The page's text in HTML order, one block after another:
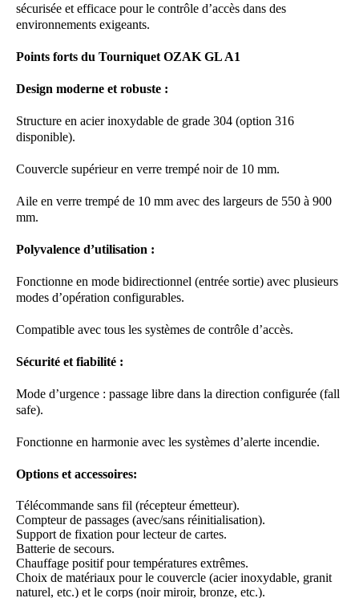
sécurisée et efficace pour le contrôle d’accès dans des
environnements exigeants.
Points forts du Tourniquet OZAK GL A1
Design moderne et robuste :
Structure en acier inoxydable de grade 304 (option 316
disponible).
Couvercle supérieur en verre trempé noir de 10 mm.
Aile en verre trempé de 10 mm avec des largeurs de 550 à 900
mm.
Polyvalence d’utilisation :
Fonctionne en mode bidirectionnel (entrée sortie) avec plusieurs
modes d’opération configurables.
Compatible avec tous les systèmes de contrôle d’accès.
Sécurité et fiabilité :
Mode d’urgence : passage libre dans la direction configurée (fall
safe).
Fonctionne en harmonie avec les systèmes d’alerte incendie.
Options et accessoires:
Télécommande sans fil (récepteur émetteur).
Compteur de passages (avec/sans réinitialisation).
Support de fixation pour lecteur de cartes.
Batterie de secours.
Chauffage positif pour températures extrêmes.
Choix de matériaux pour le couvercle (acier inoxydable, granit
naturel, etc.) et le corps (noir miroir, bronze, etc.).